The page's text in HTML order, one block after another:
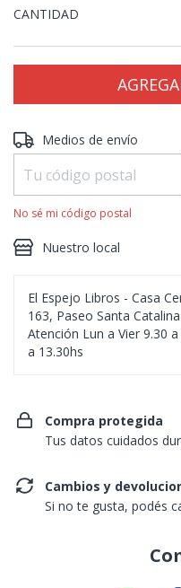
CANTIDAD
Entregas para el CP:
Medios de envío
No sé mi código postal
Nuestro local
El Espejo Libros - Casa
163, Paseo Santa
Atención Lun a Vier 9.30
a 13.30hs
Compra protegida
Tus datos cuidados
Cambios y
Si no te gusta, podés